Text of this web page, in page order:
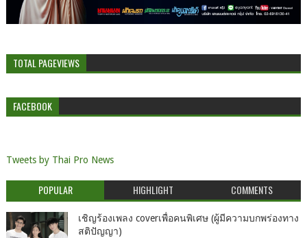
TOTAL PAGEVIEWS
FACEBOOK
Tweets by Thai Pro News
POPULAR HIGHLIGHT COMMENTS
เชิญร้องเพลง coverเพื่อคนพิเศษ (ผู้มีความบกพร่องทาง
สติปัญญา)